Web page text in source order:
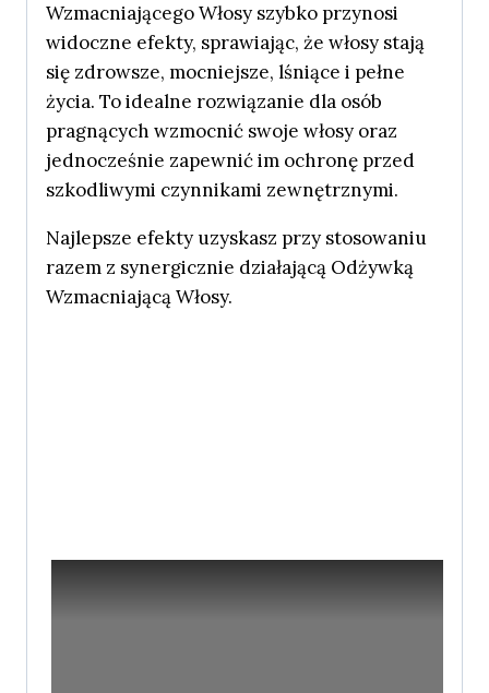
Wzmacniającego Włosy szybko przynosi
widoczne efekty, sprawiając, że włosy stają
się zdrowsze, mocniejsze, lśniące i pełne
życia. To idealne rozwiązanie dla osób
pragnących wzmocnić swoje włosy oraz
jednocześnie zapewnić im ochronę przed
szkodliwymi czynnikami zewnętrznymi.
Najlepsze efekty uzyskasz przy stosowaniu
razem z synergicznie działającą Odżywką
Wzmacniającą Włosy.